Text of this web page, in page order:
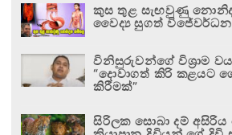
කුස තුළ සැඟවුණු
වෛද්‍ය සුගත් විජේවර්ධන
විනිසුරුවන්ගේ විශ්‍රාම
“දොවාගත් කිරි කළයට
කිරීමක්”
සිරිලක සොබා දම්